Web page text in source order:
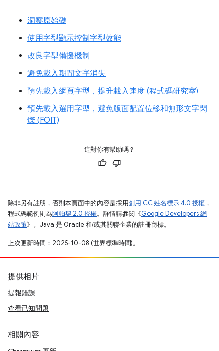
洞察原始碼
使用字型顯示控制字型效能
改良字型備援機制
避免載入期間文字消失
預先載入網頁字型，提升載入速度 (程式碼研究室)
預先載入選用字型，避免版面配置位移和無形文字閃
爍 (FOIT)
這對你有幫助嗎？
除非另有註明，否則本頁面中的內容是採用創用 CC 姓名標示 4.0 授權 ，
程式碼範例則為阿帕契 2.0 授權。詳情請參閱《Google Developers 網
站政策》。Java 是 Oracle 和/或其關聯企業的註冊商標。
上次更新時間：2025-10-08 (世界標準時間)。
提供相片
提報錯誤
查看已知問題
相關內容